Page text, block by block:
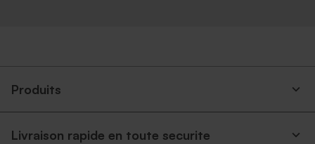
Produits
Livraison rapide en toute securite